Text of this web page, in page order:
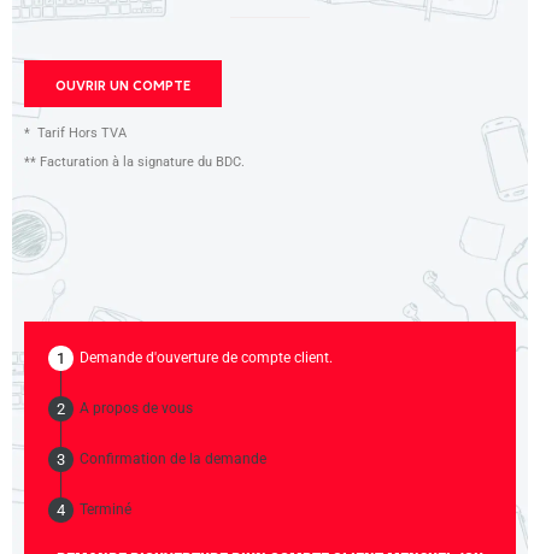
OUVRIR UN COMPTE
* Tarif Hors TVA
** Facturation à la signature du BDC.
Demande d'ouverture de compte client.
A propos de vous
Confirmation de la demande
Terminé